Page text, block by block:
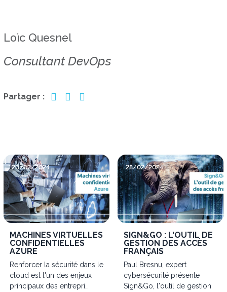
Loïc Quesnel
Consultant DevOps
Partager :
20/03/2024
MACHINES VIRTUELLES
CONFIDENTIELLES
AZURE
Renforcer la sécurité dans le
cloud est l'un des enjeux
principaux des entrepri…
28/02/2024
SIGN&GO : L'OUTIL DE
GESTION DES ACCÈS
FRANÇAIS
Paul Bresnu, expert
cybersécurité présente
Sign&Go, l'outil de gestion